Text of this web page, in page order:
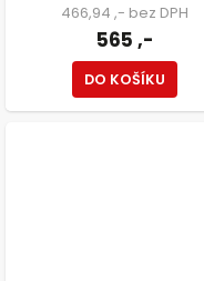
466,94 ,- bez DPH
565 ,-
DO KOŠÍKU